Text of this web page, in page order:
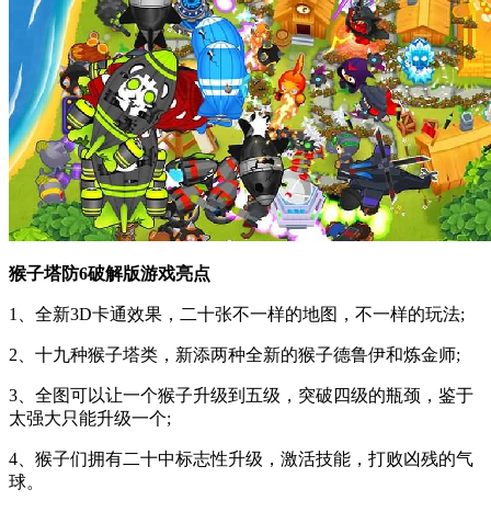
猴子塔防6破解版游戏亮点
1、全新3D卡通效果，二十张不一样的地图，不一样的玩法;
2、十九种猴子塔类，新添两种全新的猴子德鲁伊和炼金师;
3、全图可以让一个猴子升级到五级，突破四级的瓶颈，鉴于
太强大只能升级一个;
4、猴子们拥有二十中标志性升级，激活技能，打败凶残的气
球。